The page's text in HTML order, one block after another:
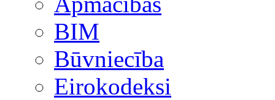
BIM
Būvniecība
Eirokodeksi